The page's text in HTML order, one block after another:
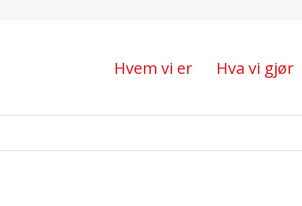
i grønn
Hvem vi er Hva vi gjør